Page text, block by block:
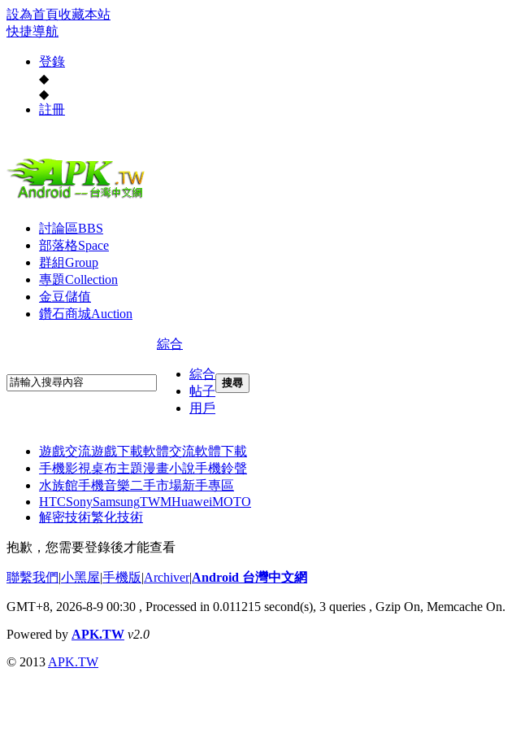
設為首頁收藏本站
快捷導航
登錄
◆
◆
註冊
討論區BBS
部落格Space
群組Group
專題Collection
金豆儲值
鑽石商城Auction
綜合
綜合
帖子
用戶
搜尋
遊戲交流遊戲下載軟體交流軟體下載
手機影視桌布主題漫畫小說手機鈴聲
水族館手機音樂二手市場新手專區
HTCSonySamsungTWMHuaweiMOTO
解密技術繁化技術
抱歉，您需要登錄後才能查看
聯繫我們|小黑屋|手機版|Archiver|Android 台灣中文網
GMT+8, 2026-8-9 00:30 , Processed in 0.011215 second(s), 3 queries , Gzip On, Memcache On.
Powered by APK.TW v2.0
© 2013 APK.TW